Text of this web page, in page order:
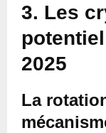
3. Les
2025
La